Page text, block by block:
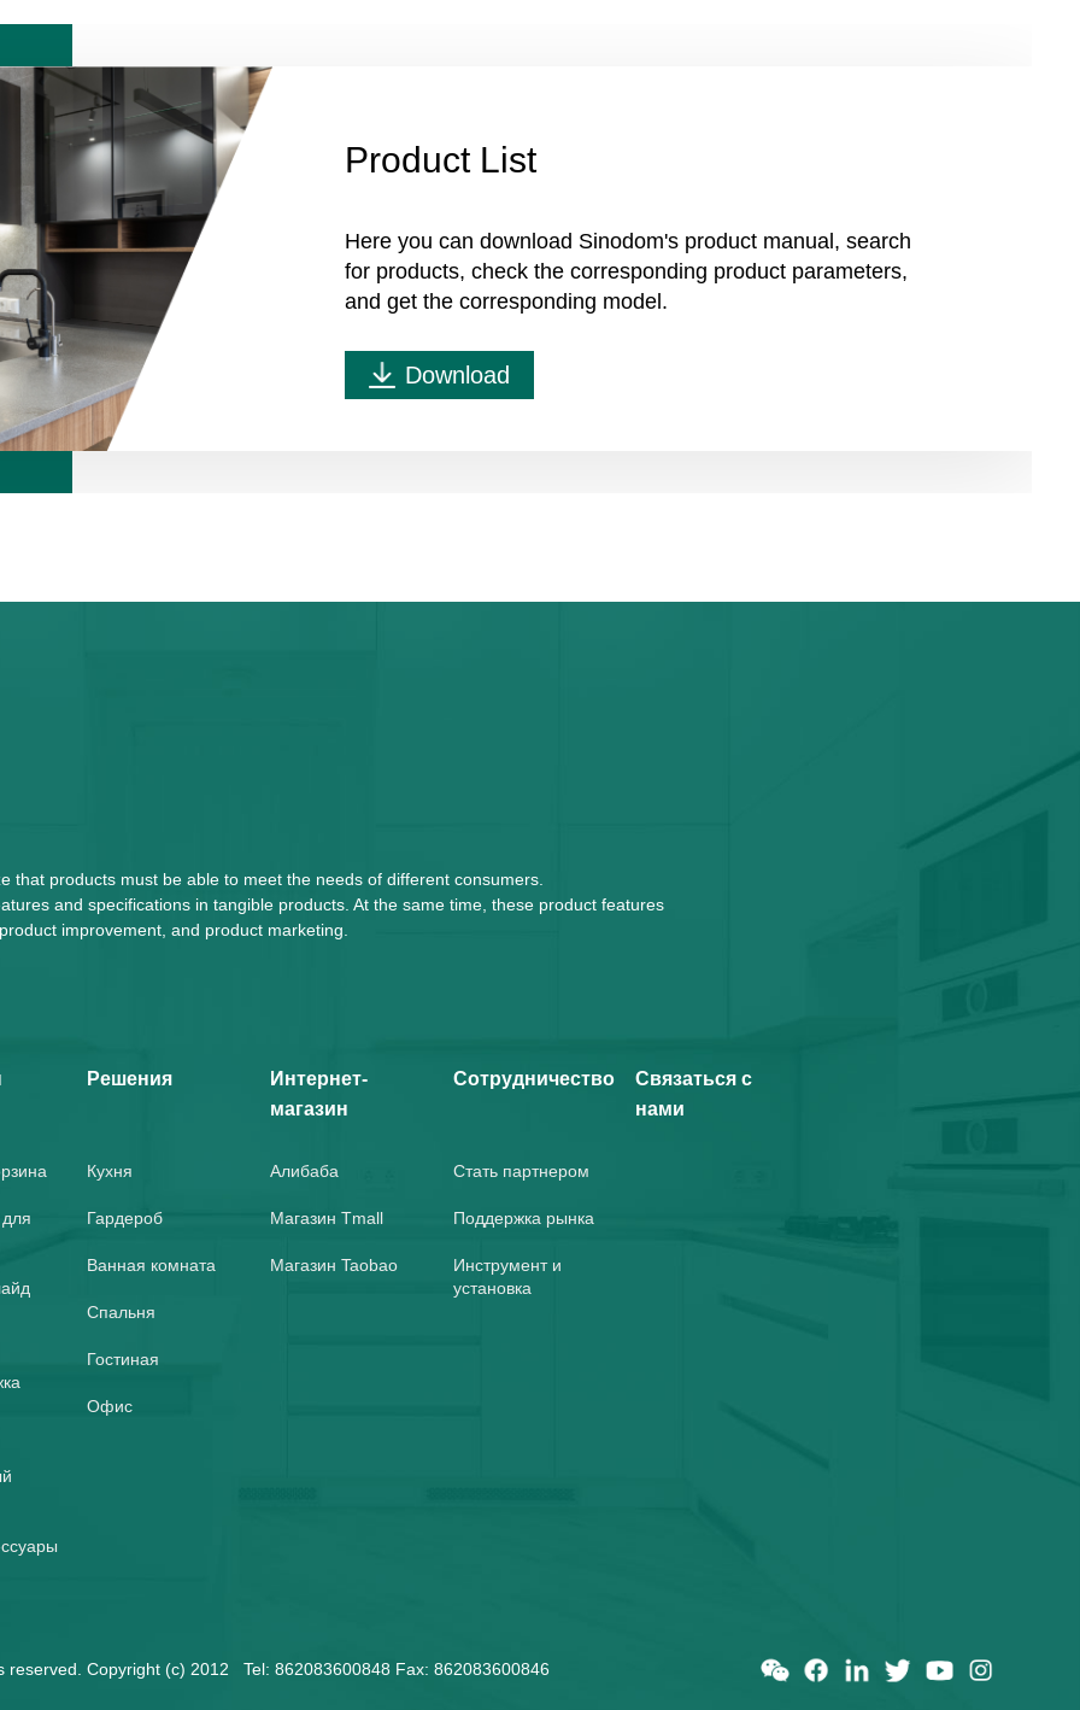
Product List
Here you can download Sinodom's product manual, search
for products, check the corresponding product parameters,
and get the corresponding model.
Download
that products must be able to meet the needs of different consumers.
and specifications in tangible products. At the same time, these product features
improvement, and product marketing.
Решения
Кухня
Гардероб
Ванная комната
Спальня
Гостиная
Офис
Интернет-
магазин
Алибаба
Магазин Tmall
Магазин Taobao
Сотрудничество
Стать партнером
Поддержка рынка
Инструмент и
установка
Связаться с
нами
Copyright (c) 2012 Tel: 862083600848 Fax: 862083600846